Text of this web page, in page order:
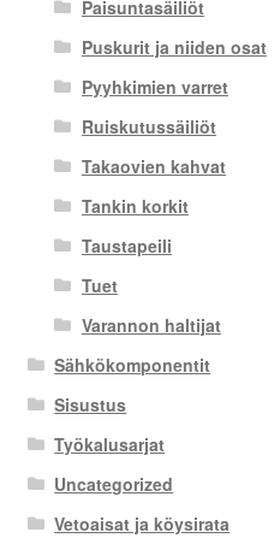
Paisuntasäiliöt
Puskurit ja niiden osat
Pyyhkimien varret
Ruiskutussäiliöt
Takaovien kahvat
Tankin korkit
Taustapeili
Tuet
Varannon haltijat
Sähkökomponentit
Sisustus
Työkalusarjat
Uncategorized
Vetoaisat ja köysirata